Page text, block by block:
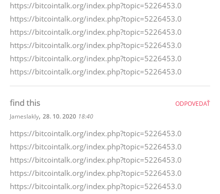
https://bitcointalk.org/index.php?topic=5226453.0
https://bitcointalk.org/index.php?topic=5226453.0
https://bitcointalk.org/index.php?topic=5226453.0
https://bitcointalk.org/index.php?topic=5226453.0
https://bitcointalk.org/index.php?topic=5226453.0
https://bitcointalk.org/index.php?topic=5226453.0
find this
Jameslakly, 28. 10. 2020 18:40
https://bitcointalk.org/index.php?topic=5226453.0
https://bitcointalk.org/index.php?topic=5226453.0
https://bitcointalk.org/index.php?topic=5226453.0
https://bitcointalk.org/index.php?topic=5226453.0
https://bitcointalk.org/index.php?topic=5226453.0
ODPOVEDAŤ